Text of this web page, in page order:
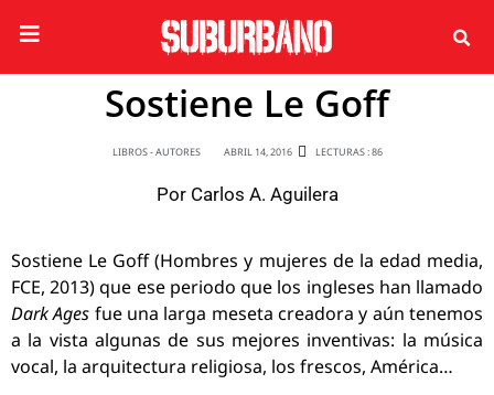
Sostiene Le Goff
LIBROS - AUTORES ABRIL 14, 2016 LECTURAS : 86
Por Carlos A. Aguilera
Sostiene Le Goff (Hombres y mujeres de la edad media,
FCE, 2013) que ese periodo que los ingleses han llamado
Dark Ages fue una larga meseta creadora y aún tenemos
a la vista algunas de sus mejores inventivas: la música
vocal, la arquitectura religiosa, los frescos, América…